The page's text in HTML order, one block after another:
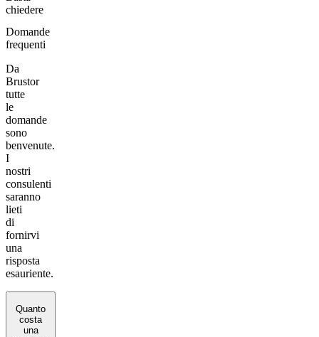
chiedere
Domande
frequenti
Da
Brustor
tutte
le
domande
sono
benvenute.
I
nostri
consulenti
saranno
lieti
di
fornirvi
una
risposta
esauriente.
Quanto
costa
una